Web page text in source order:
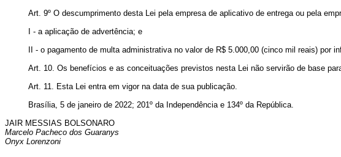
Art. 9º O descumprimento desta Lei pela empresa de aplicativo de entrega ou pela
I - a aplicação de advertência; e
II - o pagamento de multa administrativa no valor de R$ 5.000,00 (cinco mil reais) por
Art. 10. Os benefícios e as conceituações previstos nesta Lei não servirão de base
Art. 11. Esta Lei entra em vigor na data de sua publicação.
Brasília, 5 de janeiro de 2022; 201º da Independência e 134º da República.
JAIR MESSIAS BOLSONARO
Marcelo Pacheco dos Guaranys
Onyx Lorenzoni